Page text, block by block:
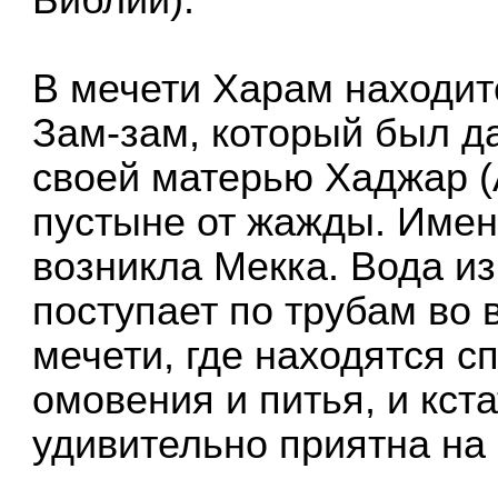
В мечети Харам
Зам-зам, который был
своей матерью Хаджар
пустыне от жажды.
возникла Мекка. Вода
поступает по трубам
мечети, где находятся
омовения и питья, и
удивительно приятна на